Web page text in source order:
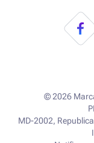
© 2026
MD-2002,